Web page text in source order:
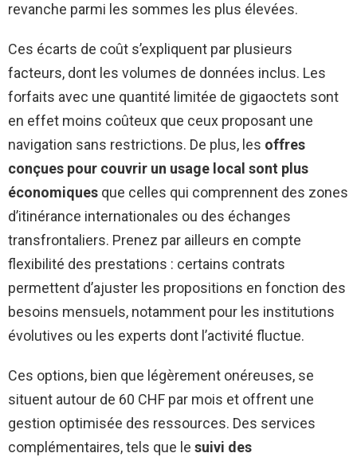
revanche parmi les sommes les plus élevées.
Ces écarts de coût s’expliquent par plusieurs
facteurs, dont les volumes de données inclus. Les
forfaits avec une quantité limitée de gigaoctets sont
en effet moins coûteux que ceux proposant une
navigation sans restrictions. De plus, les offres
conçues pour couvrir un usage local sont plus
économiques que celles qui comprennent des zones
d’itinérance internationales ou des échanges
transfrontaliers. Prenez par ailleurs en compte
flexibilité des prestations : certains contrats
permettent d’ajuster les propositions en fonction des
besoins mensuels, notamment pour les institutions
évolutives ou les experts dont l’activité fluctue.
Ces options, bien que légèrement onéreuses, se
situent autour de 60 CHF par mois et offrent une
gestion optimisée des ressources. Des services
complémentaires, tels que le suivi des